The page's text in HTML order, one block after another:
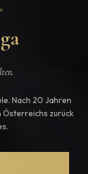
Nach 20 Jahren
Österreichs zurück